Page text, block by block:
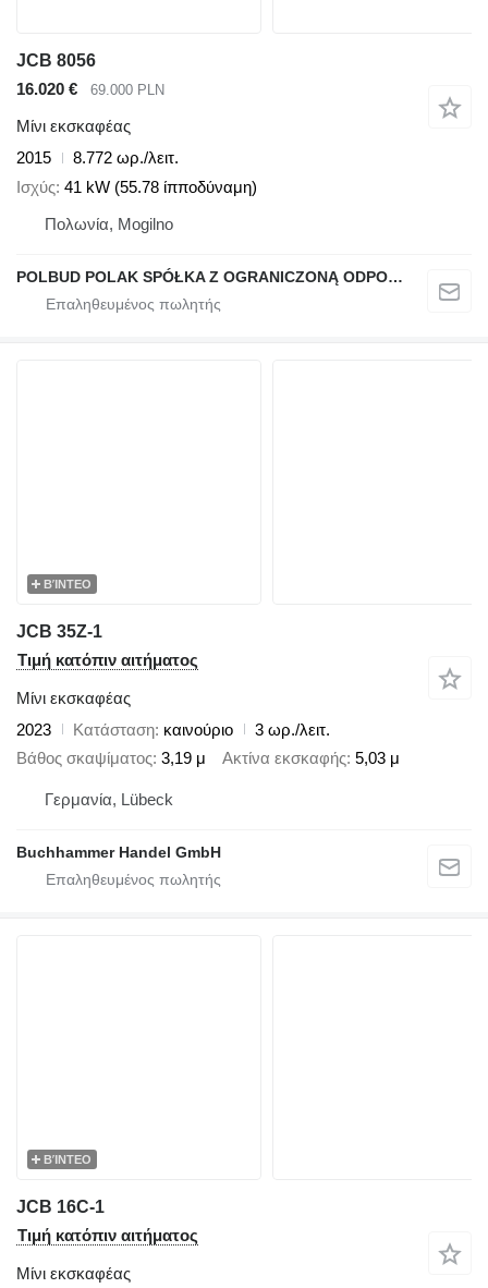
JCB 8056
16.020 €
69.000 PLN
Μίνι εκσκαφέας
2015
8.772 ωρ./λειτ.
Ισχύς 41 kW (55.78 ίπποδύναμη)
Πολωνία, Mogilno
POLBUD POLAK SPÓŁKA Z OGRANICZONĄ ODPOWIEDZIALNOŚCIĄ
ΒΊΝΤΕΟ
JCB 35Z-1
Τιμή κατόπιν αιτήματος
Μίνι εκσκαφέας
2023
Κατάσταση καινούριο
3 ωρ./λειτ.
Βάθος σκαψίματος 3,19 μ Ακτίνα εκσκαφής 5,03 μ
Γερμανία, Lübeck
Buchhammer Handel GmbH
ΒΊΝΤΕΟ
JCB 16C-1
Τιμή κατόπιν αιτήματος
Μίνι εκσκαφέας